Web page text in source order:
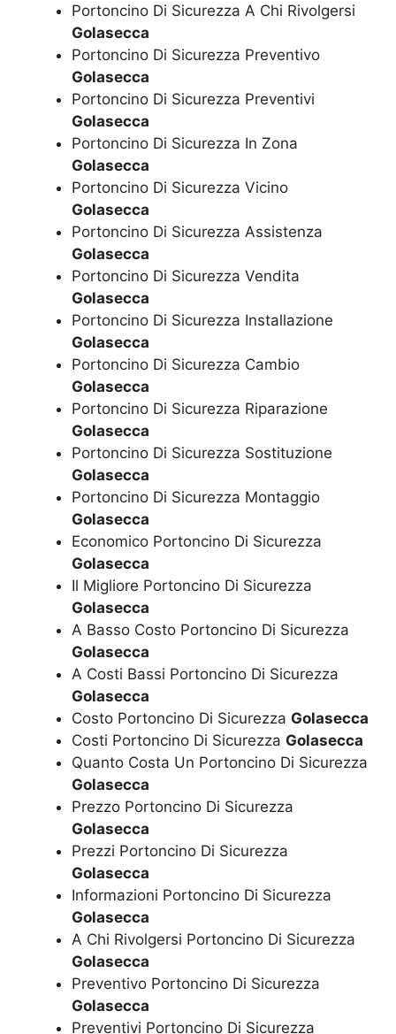
Portoncino Di Sicurezza A Chi Rivolgersi
Golasecca
Portoncino Di Sicurezza Preventivo
Golasecca
Portoncino Di Sicurezza Preventivi
Golasecca
Portoncino Di Sicurezza In Zona
Golasecca
Portoncino Di Sicurezza Vicino
Golasecca
Portoncino Di Sicurezza Assistenza
Golasecca
Portoncino Di Sicurezza Vendita
Golasecca
Portoncino Di Sicurezza Installazione
Golasecca
Portoncino Di Sicurezza Cambio
Golasecca
Portoncino Di Sicurezza Riparazione
Golasecca
Portoncino Di Sicurezza Sostituzione
Golasecca
Portoncino Di Sicurezza Montaggio
Golasecca
Economico Portoncino Di Sicurezza
Golasecca
Il Migliore Portoncino Di Sicurezza
Golasecca
A Basso Costo Portoncino Di Sicurezza
Golasecca
A Costi Bassi Portoncino Di Sicurezza
Golasecca
Costo Portoncino Di Sicurezza Golasecca
Costi Portoncino Di Sicurezza Golasecca
Quanto Costa Un Portoncino Di Sicurezza
Golasecca
Prezzo Portoncino Di Sicurezza
Golasecca
Prezzi Portoncino Di Sicurezza
Golasecca
Informazioni Portoncino Di Sicurezza
Golasecca
A Chi Rivolgersi Portoncino Di Sicurezza
Golasecca
Preventivo Portoncino Di Sicurezza
Golasecca
Preventivi Portoncino Di Sicurezza